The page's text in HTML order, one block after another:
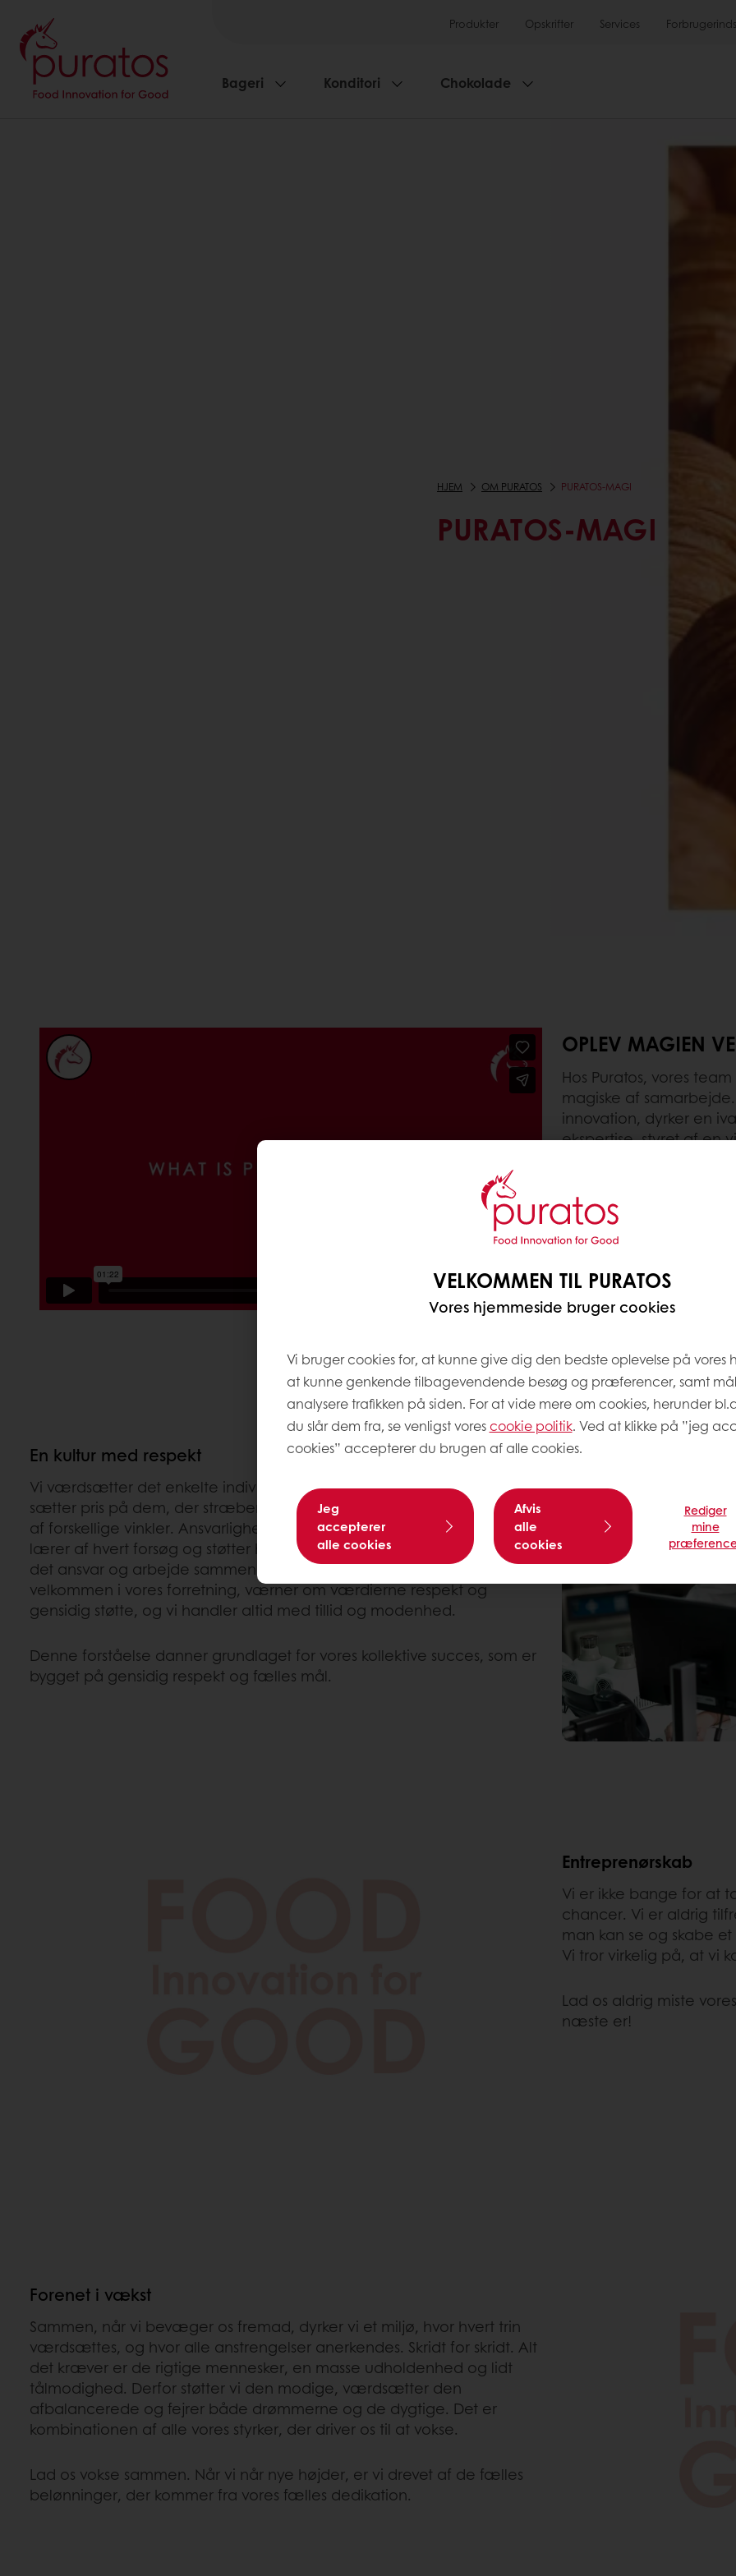
Produkter Opskrifter Services
Bageri Konditori Chokolade
HJEM OM PURATOS PURATOS-MAGI
PURATOS-MAGI
OPLEV MAGIEN
Hos Puratos, vores
magiske af
innovation, dyrker en
ekspertise, styret af
fødevareindustrien
ideer til virkelighed og
at skabe varig effekt.
Se vores jobtilbud
En kultur med respekt
Vi værdsætter det enkelte individ og favner forskellige perspektiver. Vi
sætter pris på dem, der stræber efter fremskridt og forstår vigtigheden
af forskellige vinkler. Ansvarlighed og ekspertise er altafgørende, da vi
lærer af hvert forsøg og støtter hinandens vækst og trivsel. Lad os dele
det ansvar og arbejde sammen som et team. Vi byder hinanden
velkommen i vores forretning, værner om værdierne respekt og
gensidig støtte, og vi handler altid med tillid og modenhed.
Denne forståelse danner grundlaget for vores kollektive succes, som er
bygget på gensidig respekt og fælles mål.
Entreprenørskab
Vi er ikke bange for at
chancer. Vi er aldrig
man kan se og skabe
Vi tror virkelig på, at vi
Lad os aldrig miste
næste er!
Forenet i vækst
Sammen, når vi bevæger os fremad, dyrker vi et miljø, hvor hvert trin
værdsættes, og hvor alle anstrengelser anerkendes. Skridt for skridt. Alt
det kræver er de rigtige mennesker, en masse udholdenhed og lidt
tålmodighed. Derfor støtter vi den modige, værdsætter den
afbalancerede og fejrer både drømmerne og de dygtige. Det er
kombinationen af alle vores styrker, der driver os til at vokse.
Lad os vokse sammen. Når vi når nye højder, er vi drevet af de fælles
belønninger, der kommer fra vores fælles dedikation.
VELKOMMEN TIL PURATOS
Vores hjemmeside bruger cookies
Vi bruger cookies for, at kunne give dig den bedste oplevelse på vores
at kunne genkende tilbagevendende besøg og præferencer, samt
analysere trafikken på siden. For at vide mere om cookies, herunder
du slår dem fra, se venligst vorescookie politik. Ved at klikke på ”jeg
cookies” accepterer du brugen af alle cookies.
Jeg
accepterer
alle cookies
Afvis
alle
cookies
Rediger
mine